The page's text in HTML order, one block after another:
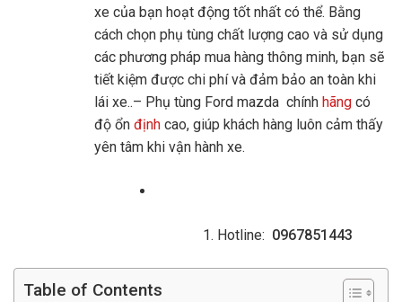
xe của bạn hoạt động tốt nhất có thể. Bằng
cách chọn phụ tùng chất lượng cao và sử dụng
các phương pháp mua hàng thông minh, bạn sẽ
tiết kiệm được chi phí và đảm bảo an toàn khi
lái xe..– Phụ tùng Ford mazda chính hãngcó
độ ổnđịnhcao, giúp khách hàng luôn cảm thấy
yên tâm khi vận hành xe.
Hotline: 0967851443
Table of Contents